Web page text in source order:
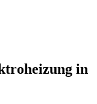
in